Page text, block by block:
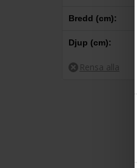
–
Bredd (cm):
–
Djup (cm):
–